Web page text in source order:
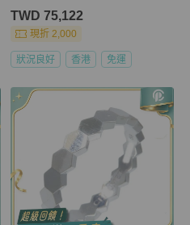
TWD 75,122
現折 2,000
狀況良好 香港 免運